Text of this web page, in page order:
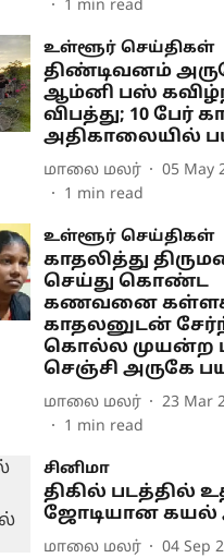
1 min read
உள்ளூர் செய்திகள்
திண்டிவனம்
ஆம்னி பஸ்
விபத்து; 10 பேர்
அதிகாலையில்
மாலை மலர்
05 May
1 min read
உள்ளூர் செய்திகள்
காதலித்து
செய்து கொண்ட
கணவனை
காதலனுடன்
கொல்ல முயன்ற
செஞ்சி அருகே
மாலை மலர்
23 Mar
1 min read
சினிமா
திகில் படத்தில்
ஜோடியான கயல்
மாலை மலர்
04 Sep